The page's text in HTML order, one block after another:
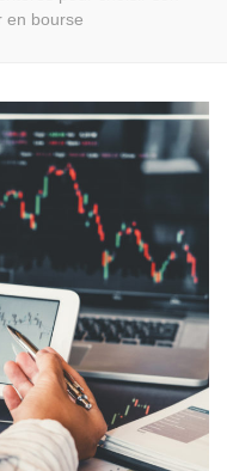
en bourse